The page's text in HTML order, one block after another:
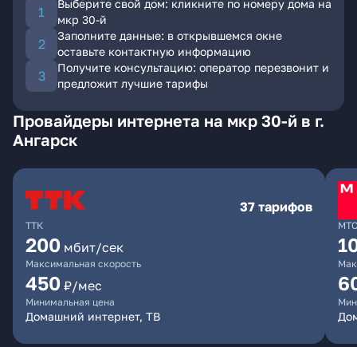
Выберите свой дом: кликните по номеру дома на
мкр 30-й
Заполните данные: в открывшемся окне
оставьте контактную информацию
Получите консультацию: оператор перезвонит и
предложит лучшие тарифы
Провайдеры интернета на мкр 30-й в г.
Ангарск
ТТК
37 тарифов
200 мбит/сек
Максимальная скорость
450 ₽/мес
Минимальная цена
Домашний интернет, ТВ
МТС